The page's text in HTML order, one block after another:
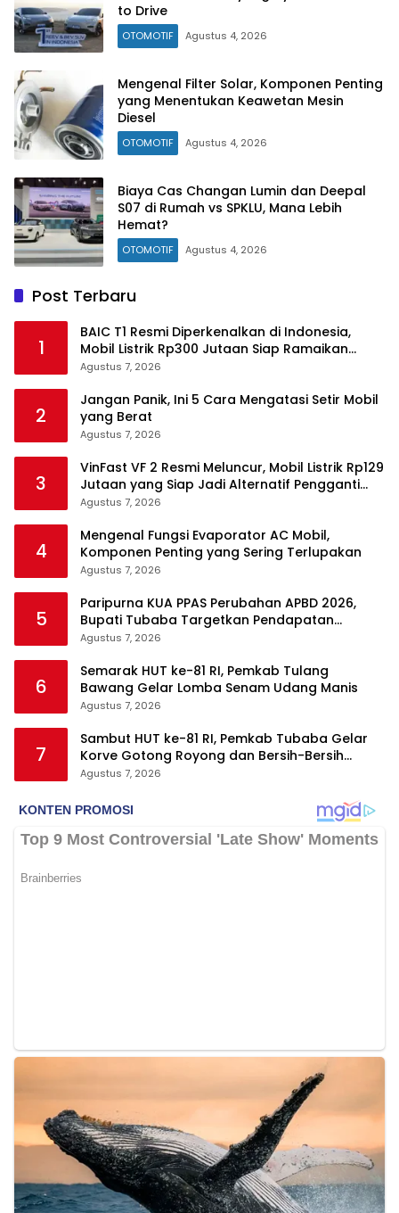
to Drive
OTOMOTIF Agustus 4, 2026
Mengenal Filter Solar, Komponen Penting
yang Menentukan Keawetan Mesin
Diesel
OTOMOTIF Agustus 4, 2026
Biaya Cas Changan Lumin dan Deepal
S07 di Rumah vs SPKLU, Mana Lebih
Hemat?
OTOMOTIF Agustus 4, 2026
Post Terbaru
1
BAIC T1 Resmi Diperkenalkan di Indonesia,
Mobil Listrik Rp300 Jutaan Siap Ramaikan
Pasar EV
Agustus 7, 2026
2
Jangan Panik, Ini 5 Cara Mengatasi Setir Mobil
yang Berat
Agustus 7, 2026
3
VinFast VF 2 Resmi Meluncur, Mobil Listrik Rp129
Jutaan yang Siap Jadi Alternatif Pengganti
Motor
Agustus 7, 2026
4
Mengenal Fungsi Evaporator AC Mobil,
Komponen Penting yang Sering Terlupakan
Agustus 7, 2026
5
Paripurna KUA PPAS Perubahan APBD 2026,
Bupati Tubaba Targetkan Pendapatan
Daerah Rp820,3 Miliar
Agustus 7, 2026
6
Semarak HUT ke-81 RI, Pemkab Tulang
Bawang Gelar Lomba Senam Udang Manis
Agustus 7, 2026
7
Sambut HUT ke-81 RI, Pemkab Tubaba Gelar
Korve Gotong Royong dan Bersih-Bersih
Serentak
Agustus 7, 2026